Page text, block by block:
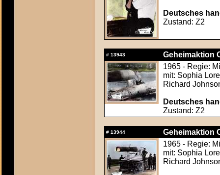
Deutsches
Zustand: Z2
# 13943
Geheimaktion
1965 - Regie:
mit: Sophia
Richard
Deutsches
Zustand: Z2
# 13944
Geheimaktion
1965 - Regie:
mit: Sophia
Richard